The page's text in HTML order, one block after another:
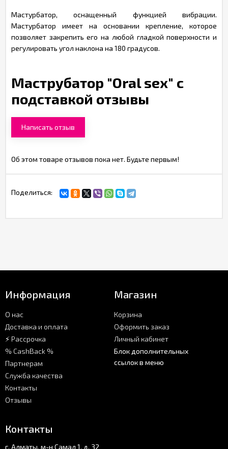
Мастурбатор, оснащенный функцией вибрации.
Мастурбатор имеет на основании крепление, которое
позволяет закрепить его на любой гладкой поверхности и
регулировать угол наклона на 180 градусов.
Маструбатор "Oral sex" с
подставкой отзывы
Написать отзыв
Об этом товаре отзывов пока нет. Будьте первым!
Поделиться:
Информация
О нас
Доставка и оплата
⚡ Рассрочка
% CashBack %
Партнерам
Служба качества
Контакты
Отзывы
Магазин
Корзина
Оформить заказ
Личный кабинет
Блок дополнительных
ссылок в меню
Контакты
г. Алматы, м-н Самал 1, д. 32